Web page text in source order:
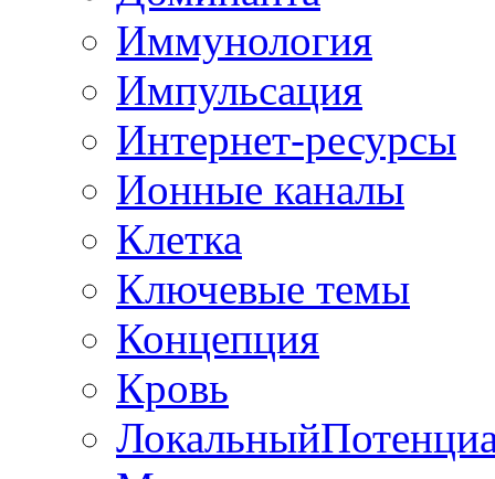
Иммунология
Импульсация
Интернет-ресурсы
Ионные каналы
Клетка
Ключевые темы
Концепция
Кровь